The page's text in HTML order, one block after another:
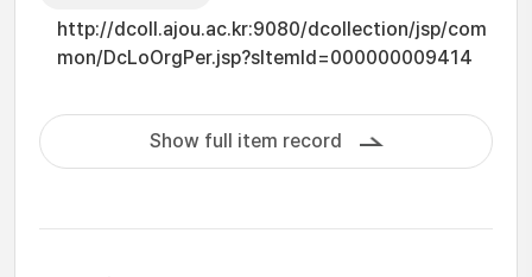
http://dcoll.ajou.ac.kr:9080/dcollection/jsp/com
mon/DcLoOrgPer.jsp?sItemId=000000009414
Show full item record